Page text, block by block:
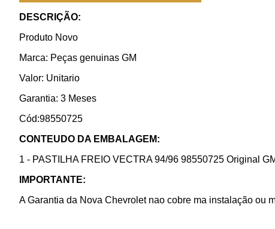
DESCRIÇÃO:
Produto Novo
Marca: Peças genuinas GM
Valor: Unitario
Garantia: 3 Meses
Cód:98550725
CONTEUDO DA EMBALAGEM:
1 - PASTILHA FREIO VECTRA 94/96 98550725 Original
IMPORTANTE:
A Garantia da Nova Chevrolet nao cobre ma instalação ou